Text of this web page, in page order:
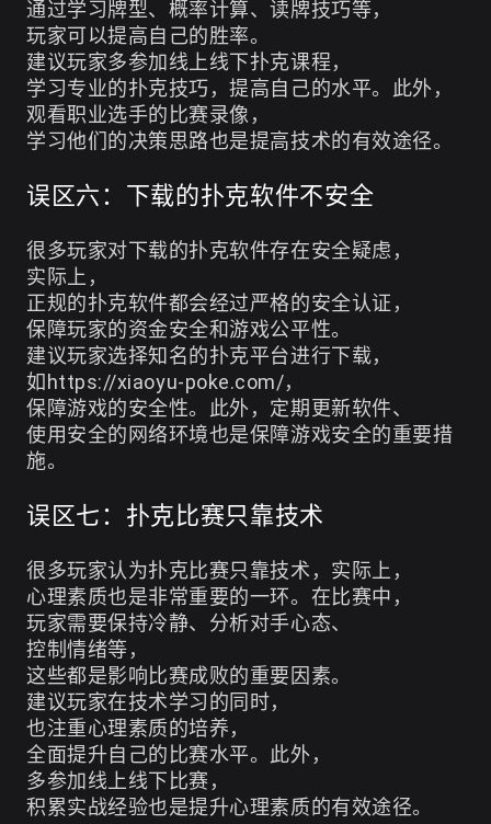
通过学习牌型、概率计算、读牌技巧等，
玩家可以提高自己的胜率。
建议玩家多参加线上线下扑克课程，
学习专业的扑克技巧，提高自己的水平。此外，
观看职业选手的比赛录像，
学习他们的决策思路也是提高技术的有效途径。
误区六：下载的扑克软件不安全
很多玩家对下载的扑克软件存在安全疑虑，
实际上，
正规的扑克软件都会经过严格的安全认证，
保障玩家的资金安全和游戏公平性。
建议玩家选择知名的扑克平台进行下载，
如https://xiaoyu-poke.com/，
保障游戏的安全性。此外，定期更新软件、
使用安全的网络环境也是保障游戏安全的重要措
施。
误区七：扑克比赛只靠技术
很多玩家认为扑克比赛只靠技术，实际上，
心理素质也是非常重要的一环。在比赛中，
玩家需要保持冷静、分析对手心态、
控制情绪等，
这些都是影响比赛成败的重要因素。
建议玩家在技术学习的同时，
也注重心理素质的培养，
全面提升自己的比赛水平。此外，
多参加线上线下比赛，
积累实战经验也是提升心理素质的有效途径。